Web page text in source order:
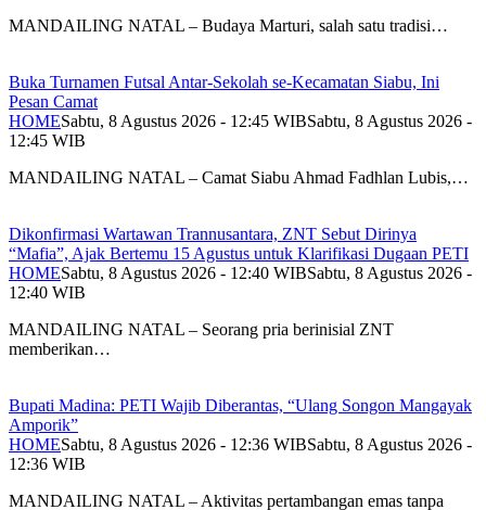
MANDAILING NATAL – Budaya Marturi, salah satu tradisi…
Buka Turnamen Futsal Antar-Sekolah se-Kecamatan Siabu, Ini
Pesan Camat
HOMESabtu, 8 Agustus 2026 - 12:45 WIBSabtu, 8 Agustus 2026 -
12:45 WIB
MANDAILING NATAL – Camat Siabu Ahmad Fadhlan Lubis,…
Dikonfirmasi Wartawan Trannusantara, ZNT Sebut Dirinya
“Mafia”, Ajak Bertemu 15 Agustus untuk Klarifikasi Dugaan PETI
HOMESabtu, 8 Agustus 2026 - 12:40 WIBSabtu, 8 Agustus 2026 -
12:40 WIB
MANDAILING NATAL – Seorang pria berinisial ZNT
memberikan…
Bupati Madina: PETI Wajib Diberantas, “Ulang Songon Mangayak
Amporik”
HOMESabtu, 8 Agustus 2026 - 12:36 WIBSabtu, 8 Agustus 2026 -
12:36 WIB
MANDAILING NATAL – Aktivitas pertambangan emas tanpa